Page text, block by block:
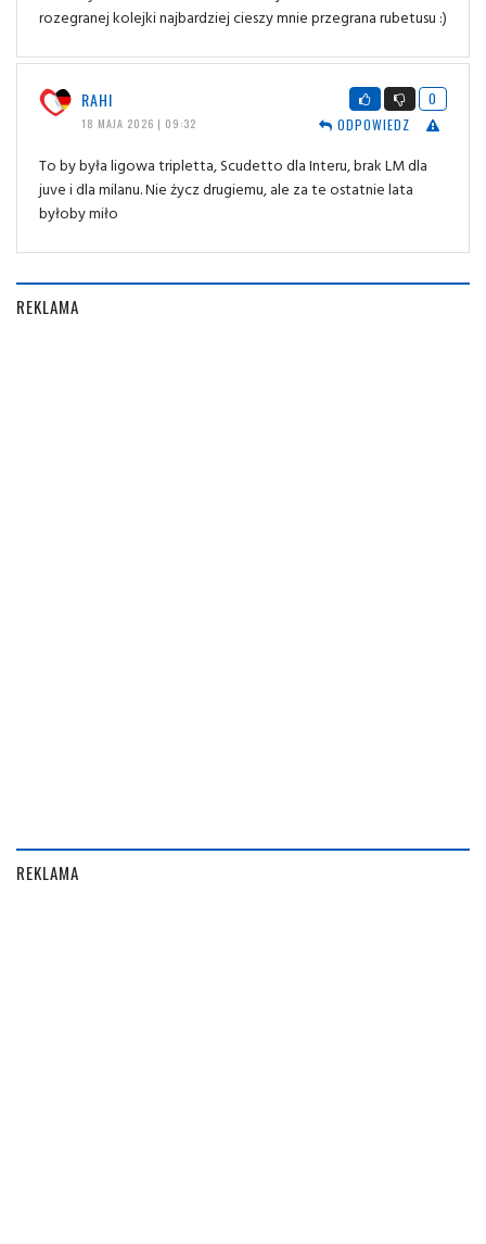
rozegranej kolejki najbardziej cieszy mnie przegrana rubetusu :)
RAHI
18 MAJA 2026 | 09:32
0
ODPOWIEDZ
To by była ligowa tripletta, Scudetto dla Interu, brak LM dla
juve i dla milanu. Nie życz drugiemu, ale za te ostatnie lata
byłoby miło
REKLAMA
REKLAMA